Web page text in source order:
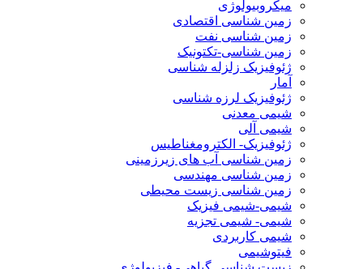
میکروبیولوژی
زمین شناسی اقتصادی
زمین شناسی نفت
زمین شناسی-تکتونیک
ژئوفیزیک زلزله شناسی
آمار
ژئوفیزیک لرزه شناسی
شیمی معدنی
شیمی آلی
ژئوفیزیک- الکترومغناطیس
زمین شناسی آب های زیرزمینی
زمین شناسی مهندسی
زمین شناسی زیست محیطی
شیمی-شیمی فیزیک
شیمی- شیمی تجزیه
شیمی کاربردی
فیتوشیمی